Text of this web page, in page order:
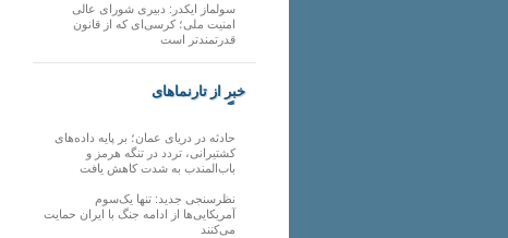
سولماز ایکدر: دبیری شورای عالی
امنیت ملی؛ کرسی‌ای که از قانون
قدرتمندتر است
خبر از تارنماهای
دیگر
حادثه در دریای عمان؛ بر پایه داده‌های
کشتیرانی، تردد در تنگه هرمز و
باب‌المندب به شدت کاهش یافت
نظرسنجی جدید: تنها یک‌سوم
آمریکایی‌ها از ادامه جنگ با ایران حمایت
می‌کنند